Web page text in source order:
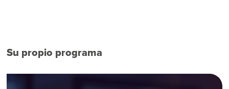
Su propio programa